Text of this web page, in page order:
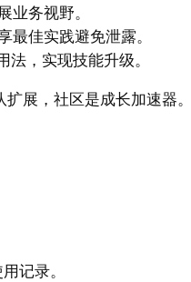
务视野。
佳实践避免泄露。
，实现技能升级。
展，社区是成长加速器。
记录。